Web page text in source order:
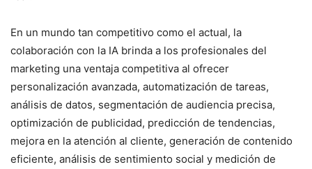
En un mundo tan competitivo como el actual, la
colaboración con la IA brinda a los profesionales del
marketing una ventaja competitiva al ofrecer
personalización avanzada, automatización de tareas,
análisis de datos, segmentación de audiencia precisa,
optimización de publicidad, predicción de tendencias,
mejora en la atención al cliente, generación de contenido
eficiente, análisis de sentimiento social y medición de